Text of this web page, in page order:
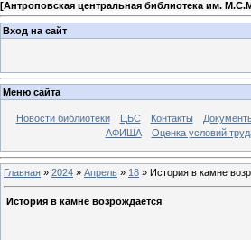
[Антроповская центральная библиотека им.
Вход на сайт
Меню сайта
Новости библиотеки ЦБС Контакты
АФИША
Оценка условий
Главная » 2024 » Апрель » 18 » История в камне
История в камне возрождается